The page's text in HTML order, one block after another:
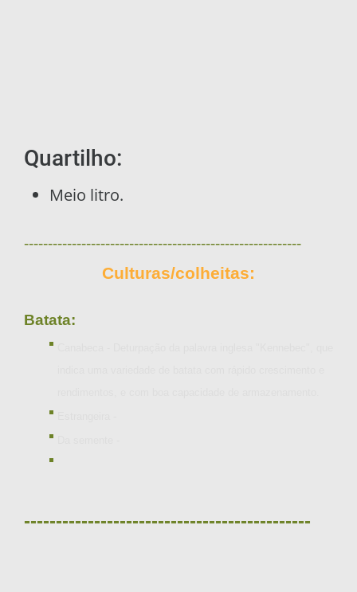
Quartilho:
Meio litro.
----------------------------------------------------------
Culturas/colheitas:
Batata:
---------------------------------------------